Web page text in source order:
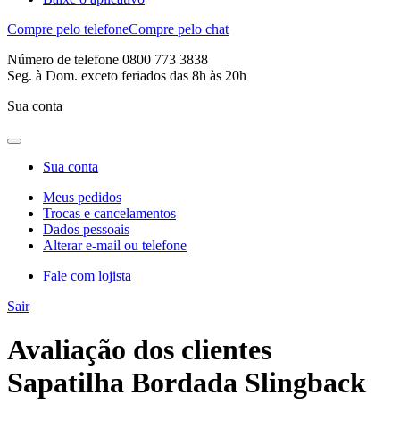
Compre pelo telefoneCompre pelo chat
Número de telefone 0800 773 3838
Seg. à Dom. exceto feriados das 8h às 20h
Sua conta
Sua conta
Meus pedidos
Trocas e cancelamentos
Dados pessoais
Alterar e-mail ou telefone
Fale com lojista
Sair
Avaliação dos clientes
Sapatilha Bordada Slingback